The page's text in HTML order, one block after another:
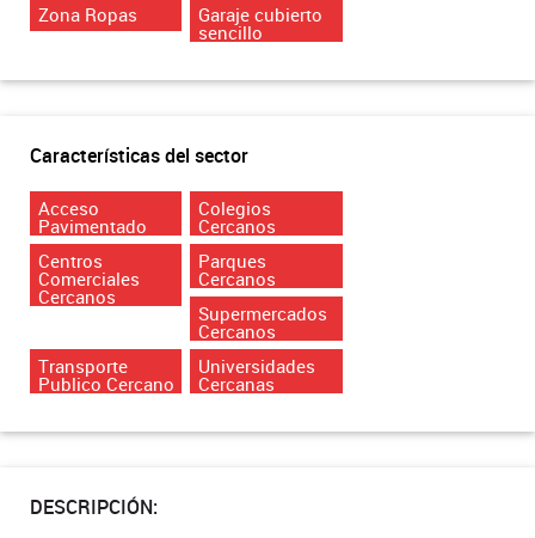
Zona Ropas
Garaje cubierto
sencillo
Características del sector
Acceso
Pavimentado
Colegios
Cercanos
Centros
Comerciales
Cercanos
Parques
Cercanos
Supermercados
Cercanos
Transporte
Publico Cercano
Universidades
Cercanas
DESCRIPCIÓN: